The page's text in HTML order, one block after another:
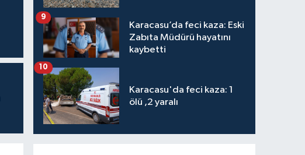
Karacasu’da feci kaza: Eski
Zabıta Müdürü hayatını
kaybetti
9
Karacasu'da feci kaza: 1
ölü ,2 yaralı
10